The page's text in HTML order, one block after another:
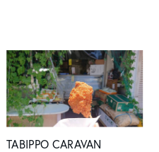
TABIPPO CARAVAN